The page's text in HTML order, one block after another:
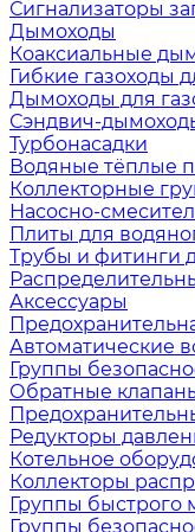
Сигнализаторы
Дымоходы
Коаксиальные
Гибкие газоходы
Дымоходы для
Сэндвич-
Турбонасадки
Водяные тёплые
Коллекторные
Насосно-
Плиты для
Трубы и фитинги
Аксессуары
Автоматические
Группы
Обратные
Редукторы
Котельное
Коллекторы
Группы быстрого
Группы